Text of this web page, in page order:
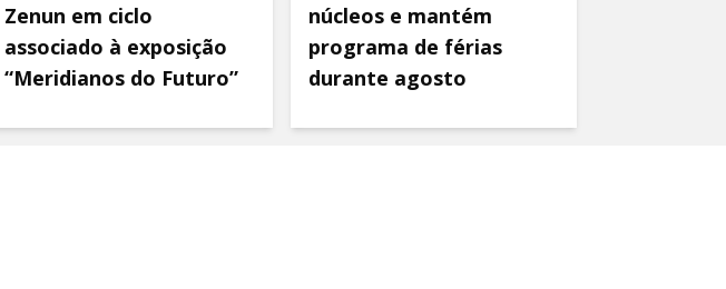
Zenun em ciclo
associado à exposição
“Meridianos do Futuro”
núcleos e mantém
programa de férias
durante agosto